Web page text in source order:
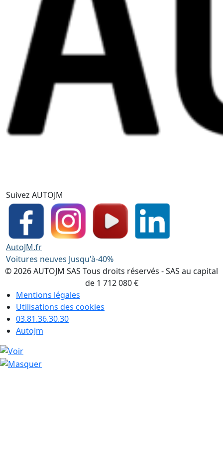
Suivez AUTOJM
AutoJM.fr
Voitures neuves Jusqu'à-40%
© 2026 AUTOJM SAS Tous droits réservés - SAS au capital
de 1 712 080 €
Mentions légales
Utilisations des cookies
03.81.36.30.30
AutoJm